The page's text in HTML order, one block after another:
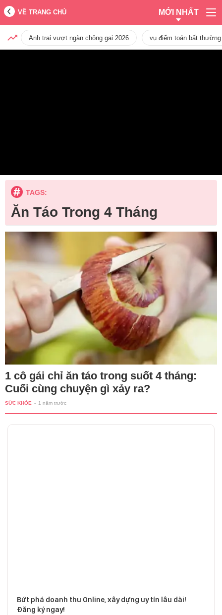
VỀ TRANG CHỦ MỚI NHẤT
Anh trai vượt ngàn chông gai 2026 vụ điểm toán bất
TAGS:
Ăn Táo Trong 4 Tháng
1 cô gái chỉ ăn táo trong suốt 4 tháng:
Cuối cùng chuyện gì xảy ra?
SỨC KHỎE - 1 năm trước
Bứt phá doanh thu Online, xây dựng uy tín lâu dài!
Đăng ký ngay!